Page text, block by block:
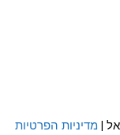
| מדיניות הפרטיות